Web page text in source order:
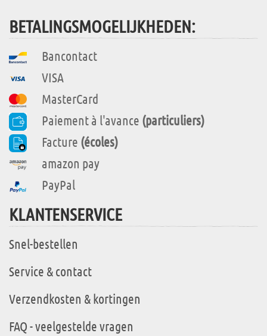
BETALINGSMOGELIJKHEDEN:
Bancontact
VISA
MasterCard
Paiement à l'avance (particuliers)
Facture (écoles)
amazon pay
PayPal
KLANTENSERVICE
Snel-bestellen
Service & contact
Verzendkosten & kortingen
FAQ - veelgestelde vragen